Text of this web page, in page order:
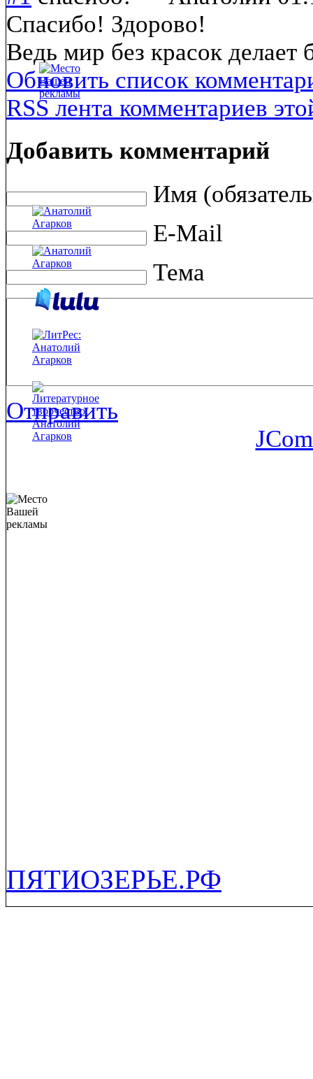
Спасибо! Здорово!
Ведь мир без красок делает
Обновить список
RSS лента комментариев
Добавить комментарий
Имя
E-Mail
Тема
Отправить
ПЯТИОЗЕРЬЕ.РФ